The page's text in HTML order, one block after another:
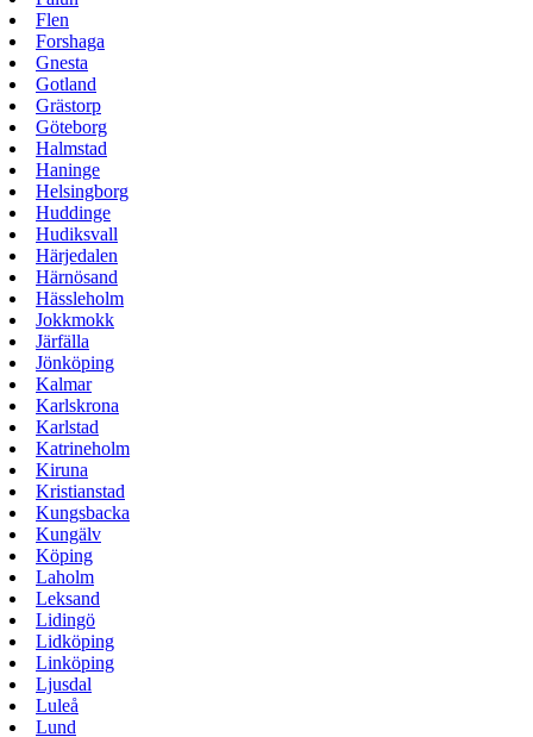
Flen
Forshaga
Gnesta
Gotland
Grästorp
Göteborg
Halmstad
Haninge
Helsingborg
Huddinge
Hudiksvall
Härjedalen
Härnösand
Hässleholm
Jokkmokk
Järfälla
Jönköping
Kalmar
Karlskrona
Karlstad
Katrineholm
Kiruna
Kristianstad
Kungsbacka
Kungälv
Köping
Laholm
Leksand
Lidingö
Lidköping
Linköping
Ljusdal
Luleå
Lund